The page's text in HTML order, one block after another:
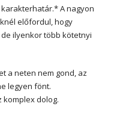
A nagyon
előfordul, hogy
ilyenkor több kötetnyi
a neten nem gond, az
legyen fönt.
komplex dolog.